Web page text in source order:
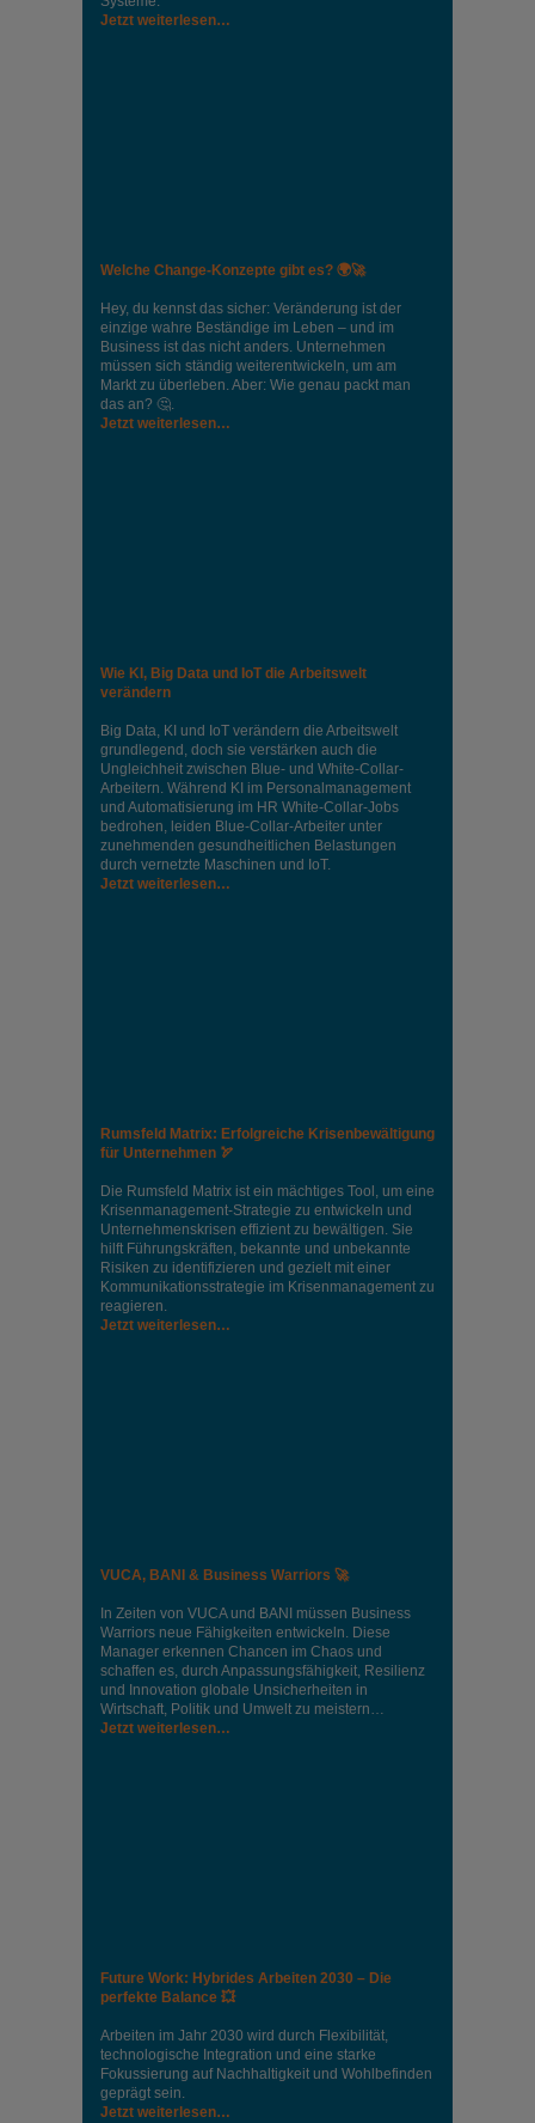
Jetzt weiterlesen…
Welche Change-Konzepte gibt es? 🌍🚀
Hey, du kennst das sicher: Veränderung ist der
einzige wahre Beständige im Leben – und im
Business ist das nicht anders. Unternehmen
müssen sich ständig weiterentwickeln, um am
Markt zu überleben. Aber: Wie genau packt man
das an? 🤔.
Jetzt weiterlesen…
Wie KI, Big Data und IoT die Arbeitswelt
verändern
Big Data, KI und IoT verändern die Arbeitswelt
grundlegend, doch sie verstärken auch die
Ungleichheit zwischen Blue- und White-Collar-
Arbeitern. Während KI im Personalmanagement
und Automatisierung im HR White-Collar-Jobs
bedrohen, leiden Blue-Collar-Arbeiter unter
zunehmenden gesundheitlichen Belastungen
durch vernetzte Maschinen und IoT.
Jetzt weiterlesen…
Rumsfeld Matrix: Erfolgreiche Krisenbewältigung
für Unternehmen 🏹
Die Rumsfeld Matrix ist ein mächtiges Tool, um eine
Krisenmanagement-Strategie zu entwickeln und
Unternehmenskrisen effizient zu bewältigen. Sie
hilft Führungskräften, bekannte und unbekannte
Risiken zu identifizieren und gezielt mit einer
Kommunikationsstrategie im Krisenmanagement zu
reagieren.
Jetzt weiterlesen…
VUCA, BANI & Business Warriors 🚀
In Zeiten von VUCA und BANI müssen Business
Warriors neue Fähigkeiten entwickeln. Diese
Manager erkennen Chancen im Chaos und
schaffen es, durch Anpassungsfähigkeit, Resilienz
und Innovation globale Unsicherheiten in
Wirtschaft, Politik und Umwelt zu meistern…
Jetzt weiterlesen…
Future Work: Hybrides Arbeiten 2030 – Die
perfekte Balance 💥
Arbeiten im Jahr 2030 wird durch Flexibilität,
technologische Integration und eine starke
Fokussierung auf Nachhaltigkeit und Wohlbefinden
geprägt sein.
Jetzt weiterlesen…